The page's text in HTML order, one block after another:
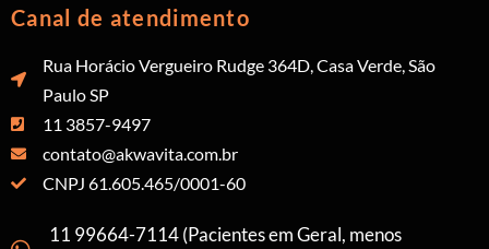
Canal de atendimento
Rua Horácio Vergueiro Rudge 364D, Casa Verde, São
Paulo SP
11 3857-9497
contato@akwavita.com.br
CNPJ 61.605.465/0001-60
11 99664-7114 (Pacientes em Geral, menos